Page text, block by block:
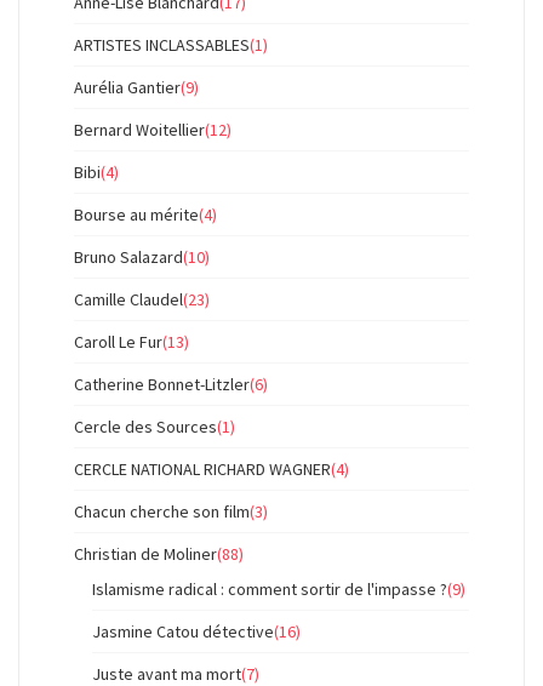
ARTISTES INCLASSABLES(1)
Aurélia Gantier(9)
Bernard Woitellier(12)
Bibi(4)
Bourse au mérite(4)
Bruno Salazard(10)
Camille Claudel(23)
Caroll Le Fur(13)
Catherine Bonnet-Litzler(6)
Cercle des Sources(1)
CERCLE NATIONAL RICHARD WAGNER(4)
Chacun cherche son film(3)
Christian de Moliner(88)
Islamisme radical : comment sortir de l'impasse ?(9)
Jasmine Catou détective(16)
Juste avant ma mort(7)